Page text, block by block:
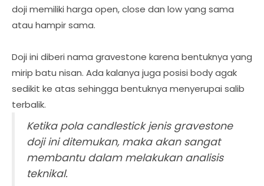
doji memiliki harga open, close dan low yang sama
atau hampir sama.
Doji ini diberi nama gravestone karena bentuknya yang
mirip batu nisan. Ada kalanya juga posisi body agak
sedikit ke atas sehingga bentuknya menyerupai salib
terbalik.
Ketika pola candlestick jenis gravestone
doji ini ditemukan, maka akan sangat
membantu dalam melakukan analisis
teknikal.